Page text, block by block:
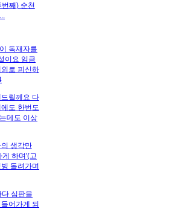
째) 순천
독재자를
이요 임금
로 피신하
릴께요 다
도 한번도
데도 이상
생각만
하며'(고
돌려가며
다 심판을
어가게 되